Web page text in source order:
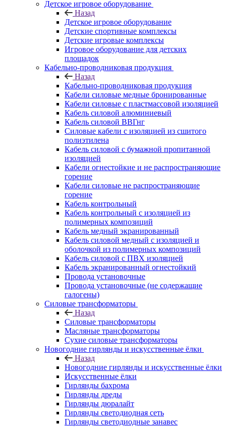
Детское игровое оборудование
Назад
Детское игровое оборудование
Детские спортивные комплексы
Детские игровые комплексы
Игровое оборудование для детских
площадок
Кабельно-проводниковая продукция
Назад
Кабельно-проводниковая продукция
Кабели силовые медные бронированные
Кабели силовые с пластмассовой изоляцией
Кабель силовой алюминиевый
Кабель силовой ВВГнг
Силовые кабели с изоляцией из сшитого
полиэтилена
Кабель силовой с бумажной пропитанной
изоляцией
Кабели огнестойкие и не распространяющие
горение
Кабели силовые не распространяющие
горение
Кабель контрольный
Кабель контрольный с изоляцией из
полимерных композиций
Кабель медный экранированный
Кабель силовой медный с изоляцией и
оболочкой из полимерных композиций
Кабель силовой с ПВХ изоляцией
Кабель экранированный огнестойкий
Провода установочные
Провода установочные (не содержащие
галогены)
Силовые трансформаторы
Назад
Силовые трансформаторы
Масляные трансформаторы
Сухие силовые трансформаторы
Новогодние гирлянды и искусственные ёлки
Назад
Новогодние гирлянды и искусственные ёлки
Искусственные ёлки
Гирлянды бахрома
Гирлянды дреды
Гирлянды дюралайт
Гирлянды светодиодная сеть
Гирлянды светодиодные занавес